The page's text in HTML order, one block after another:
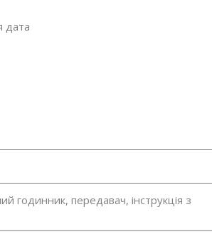
дата
годинник, передавач, інструкція з